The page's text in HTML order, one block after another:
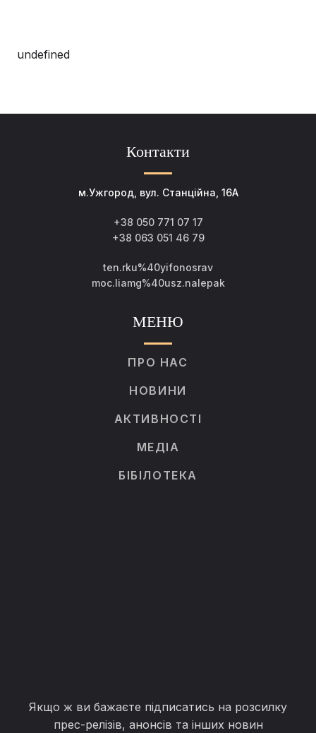
undefined
Контакти
м.Ужгород, вул. Станційна, 16А
+38 050 771 07 17
+38 063 051 46 79
ten.rku%40yifonosrav
moc.liamg%40usz.nalepak
МЕНЮ
ПРО НАС
НОВИНИ
АКТИВНОСТІ
МЕДІА
БІБІЛОТЕКА
Якщо ж ви бажаєте підписатись на розсилку
прес-релізів, анонсів та інших новин